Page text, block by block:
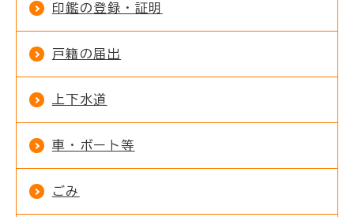
印鑑の登録・証明
戸籍の届出
上下水道
車・ボート等
ごみ